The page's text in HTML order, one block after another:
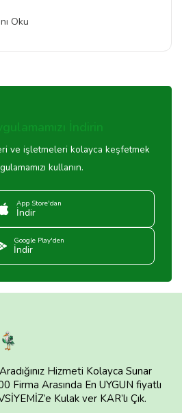
Oku
İndirin
ve işletmeleri kolayca keşfetmek
kullanın.
App Store'dan
İndir
Google Play'den
İndir
Hizmeti Kolayca Sunar
Firma Arasında En UYGUN fiyatlı
Kulak ver KAR’lı Çık.